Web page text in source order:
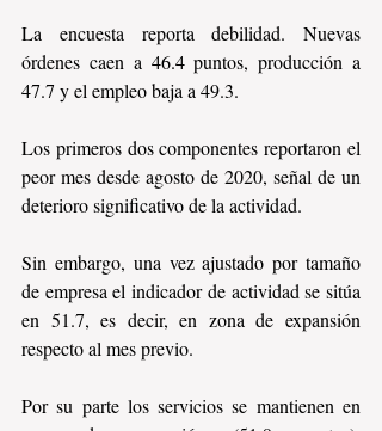
La encuesta reporta debilidad. Nuevas
órdenes caen a 46.4 puntos, producción a
47.7 y el empleo baja a 49.3.
Los primeros dos componentes reportaron el
peor mes desde agosto de 2020, señal de un
deterioro significativo de la actividad.
Sin embargo, una vez ajustado por tamaño
de empresa el indicador de actividad se sitúa
en 51.7, es decir, en zona de expansión
respecto al mes previo.
Por su parte los servicios se mantienen en